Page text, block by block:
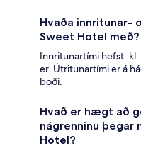
Hvaða innritunar-
Sweet Hotel með?
Innritunartími hefst:
er. Útritunartími er á
boði.
Hvað er hægt að
nágrenninu þegar
Hotel?